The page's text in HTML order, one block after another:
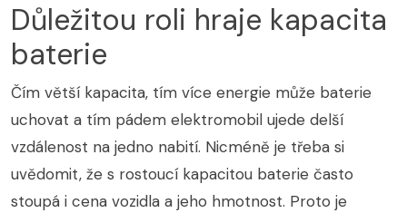
Důležitou roli hraje kapacita
baterie
Čím větší kapacita, tím více energie může baterie
uchovat a tím pádem elektromobil ujede delší
vzdálenost na jedno nabití. Nicméně je třeba si
uvědomit, že s rostoucí kapacitou baterie často
stoupá i cena vozidla a jeho hmotnost. Proto je